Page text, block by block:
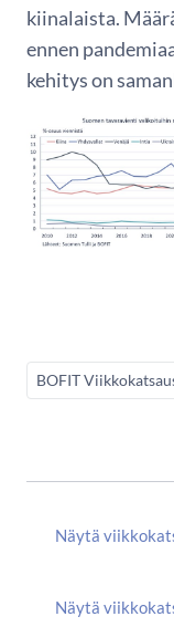
kiinalaista.
ennen
kehitys on
BOFIT
Näytä
Näytä